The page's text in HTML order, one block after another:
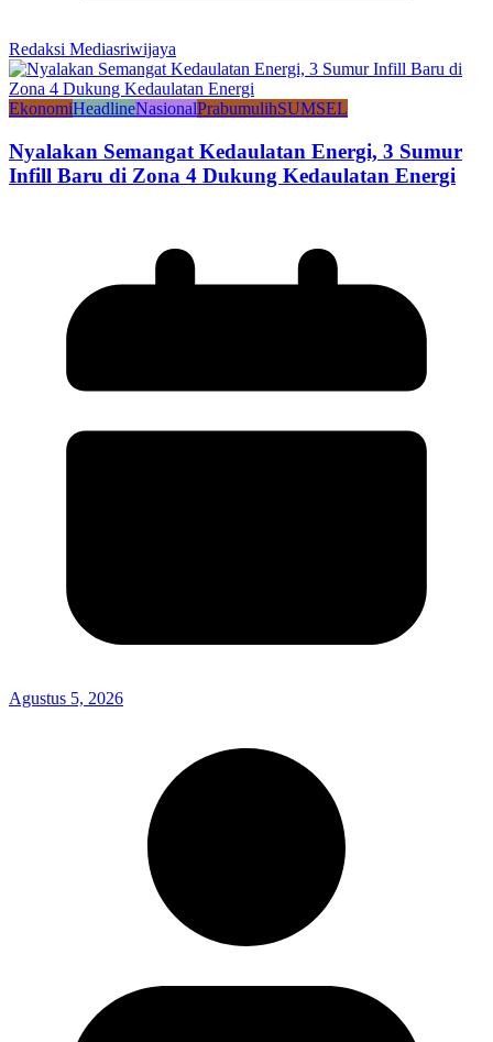
Redaksi Mediasriwijaya
EkonomiHeadlineNasionalPrabumulihSUMSEL
Nyalakan Semangat Kedaulatan Energi, 3 Sumur
Infill Baru di Zona 4 Dukung Kedaulatan Energi
Agustus 5, 2026